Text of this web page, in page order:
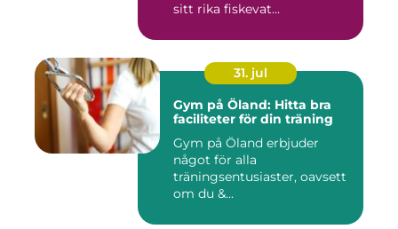
sitt rika fiskevat...
31. jul
Gym på Öland: Hitta bra
faciliteter för din träning
Gym på Öland erbjuder
något för alla
träningsentusiaster, oavsett
om du &...